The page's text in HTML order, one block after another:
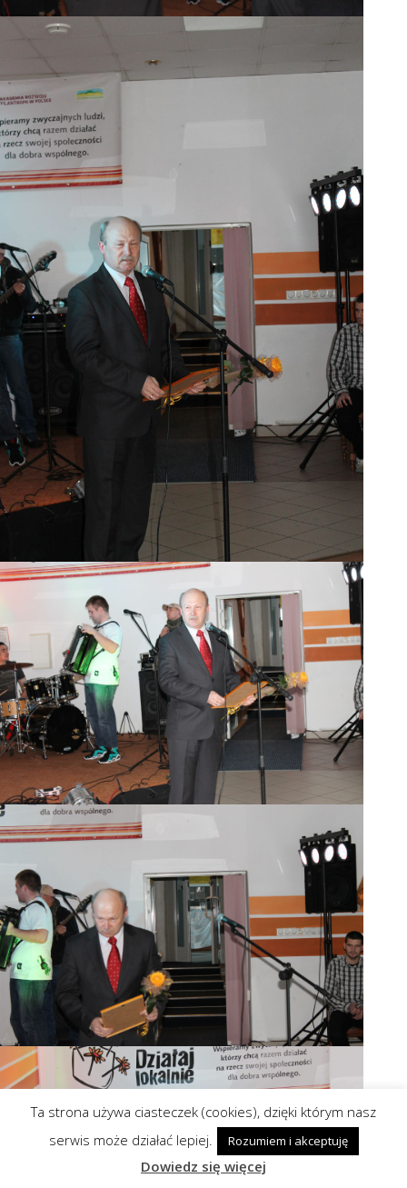
Ta strona używa ciasteczek (cookies), dzięki którym nasz
serwis może działać lepiej.
Rozumiem i akceptuję
Dowiedz się więcej